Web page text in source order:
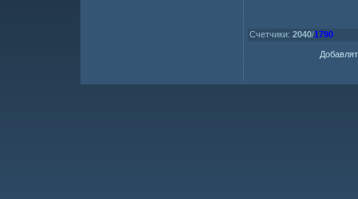
Счетчики: 2040/1790